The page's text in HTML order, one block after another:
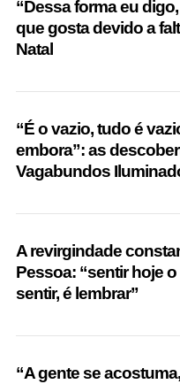
“Dessa forma eu
que gosta devido a
Natal
“É o vazio, tudo é
embora”: as
Vagabundos
A revirgindade
Pessoa: “sentir hoje
sentir, é lembrar”
“A gente se